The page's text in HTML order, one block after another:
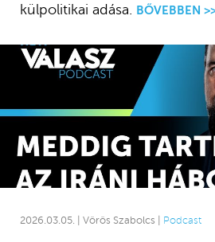
külpolitikai adása. BŐVEBBEN
2026.03.05. | Vörös Szabolcs | Podcast